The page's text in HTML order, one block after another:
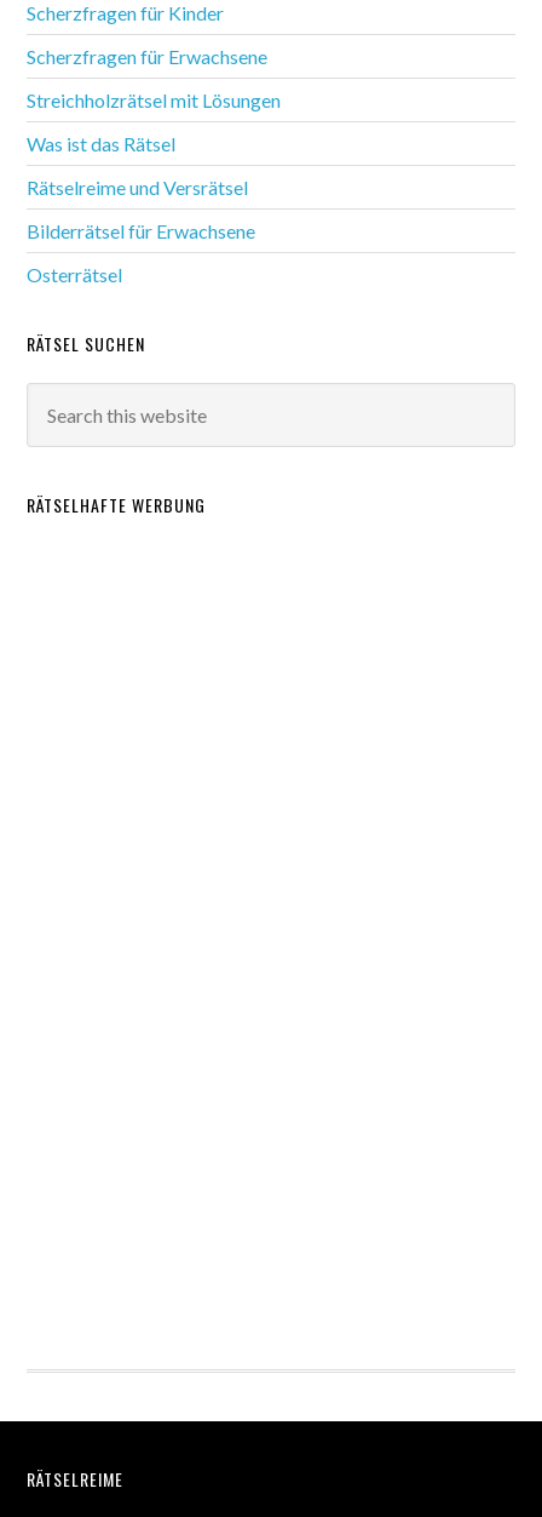
Scherzfragen für Kinder
Scherzfragen für Erwachsene
Streichholzrätsel mit Lösungen
Was ist das Rätsel
Rätselreime und Versrätsel
Bilderrätsel für Erwachsene
Osterrätsel
RÄTSEL SUCHEN
RÄTSELHAFTE WERBUNG
RÄTSELREIME